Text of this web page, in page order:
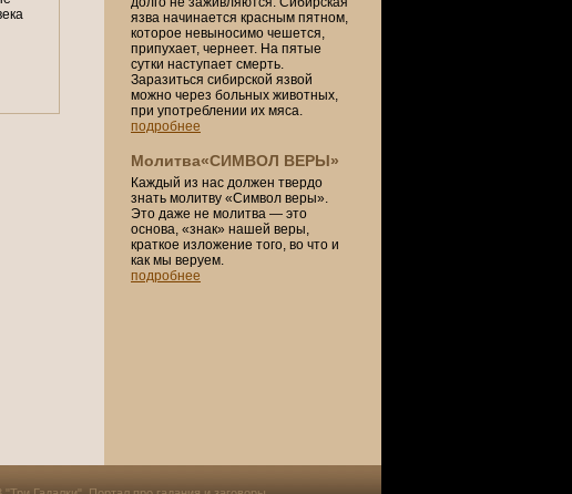
язва начинается красным пятном,
которое невыносимо чешется,
припухает, чернеет. На пятые
сутки наступает смерть.
Заразиться сибирской язвой
можно через больных животных,
при употреблении их мяса.
подробнее
Молитва«СИМВОЛ ВЕРЫ»
Каждый из нас должен твердо
знать молитву «Символ веры».
Это даже не молитва — это
основа, «знак» нашей веры,
краткое изложение того, во что и
как мы веруем.
подробнее